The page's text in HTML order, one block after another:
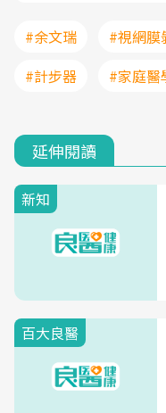
#余文瑞 #視網膜
#計步器
#家庭醫
延伸閱讀
新知
百大良醫